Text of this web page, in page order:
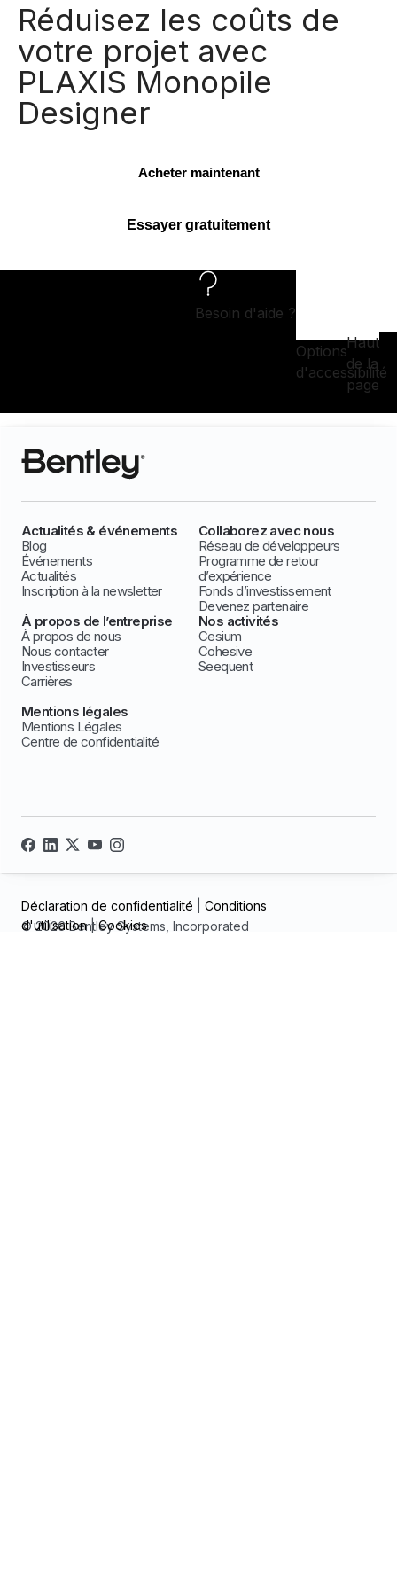
Réduisez les coûts de
votre projet avec
PLAXIS Monopile
Designer
Acheter maintenant
Essayer gratuitement
Besoin d'aide ?
Options
d'accessibilité
Haut
de la
page
Actualités & événements
Blog
Événements
Actualités
Inscription à la newsletter
Collaborez avec nous
Réseau de développeurs
Programme de retour
d’expérience
Fonds d’investissement
Devenez partenaire
À propos de l’entreprise
À propos de nous
Nous contacter
Investisseurs
Carrières
Nos activités
Cesium
Cohesive
Seequent
Mentions légales
Mentions Légales
Centre de confidentialité
© 2026 Bentley Systems, Incorporated
Déclaration de confidentialité
Conditions
d'utilisation|Cookies